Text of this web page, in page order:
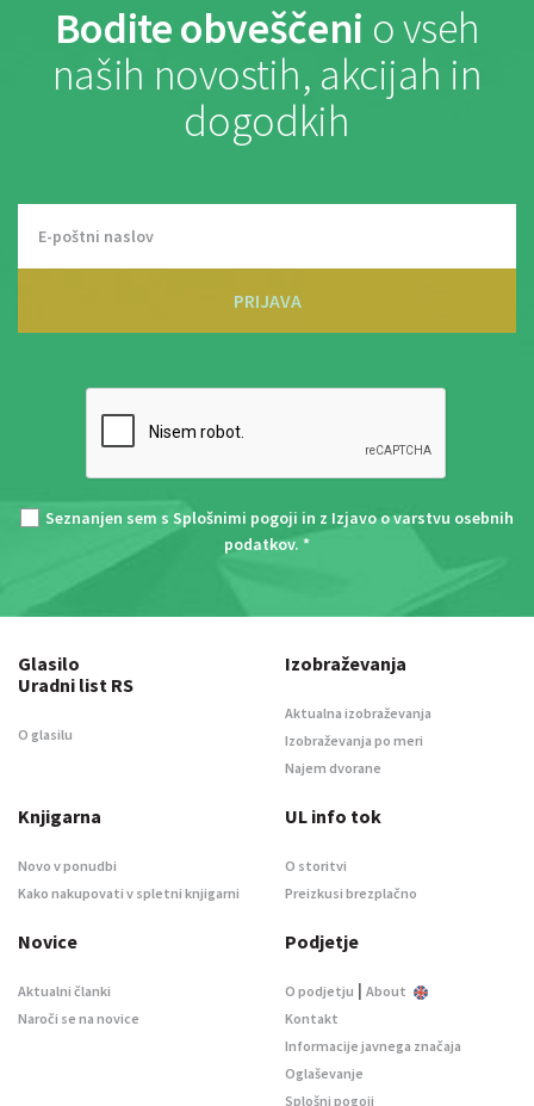
Bodite obveščeni o vseh
naših novostih, akcijah in
dogodkih
PRIJAVA
Seznanjen sem s Splošnimi pogoji in z Izjavo o varstvu osebnih
podatkov. *
Glasilo
Uradni list RS
O glasilu
Izobraževanja
Aktualna izobraževanja
Izobraževanja po meri
Najem dvorane
Knjigarna
Novo v ponudbi
Kako nakupovati v spletni knjigarni
UL info tok
O storitvi
Preizkusi brezplačno
Novice
Aktualni članki
Naroči se na novice
Podjetje
O podjetju | About
Kontakt
Informacije javnega značaja
Oglaševanje
Splošni pogoji